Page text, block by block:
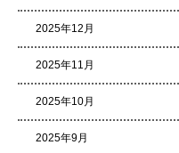
2025年12月
2025年11月
2025年10月
2025年9月